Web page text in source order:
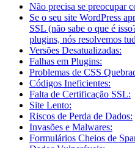
Não precisa se preocupar
Se o seu site WordPress
SSL (não sabe o que é
plugins, nós resolvemos
Versões Desatualizadas:
Falhas em Plugins:
Problemas de CSS
Códigos Ineficientes:
Falta de Certificação SSL:
Site Lento:
Riscos de Perda de Dados:
Invasões e Malwares:
Formulários Cheios de